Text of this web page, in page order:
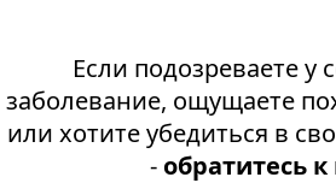
Если подозреваете у
заболевание, ощущаете
или хотите убедиться в
- обратитесь